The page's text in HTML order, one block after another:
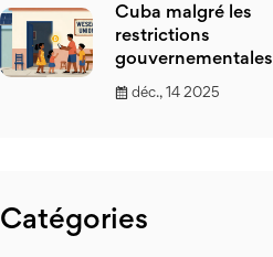
Cuba malgré les
restrictions
gouvernementales
déc., 14 2025
Catégories